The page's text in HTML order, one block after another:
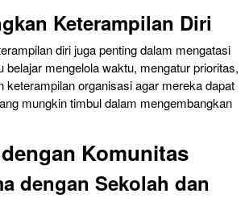
Keterampilan Diri
diri juga penting dalam mengatasi
belajar mengelola waktu, mengatur prioritas,
keterampilan organisasi agar mereka dapat
mungkin timbul dalam mengembangkan
Komunitas
dengan Sekolah dan